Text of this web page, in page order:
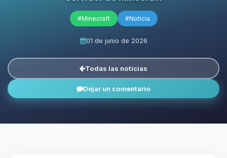
#Minecraft #Noticia
01 de junio de 2026
Todas las noticias
Dejar un comentario